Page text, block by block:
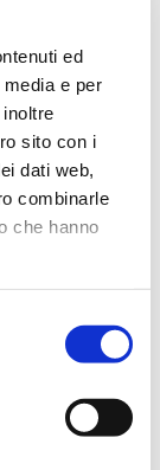
ed
e per
sito con i
dati web,
combinarle
che hanno
alla